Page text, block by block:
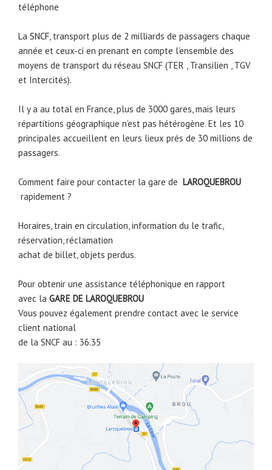
téléphone
La SNCF , transport plus de 2 milliards de passagers chaque
année et ceux-ci en prenant en compte l’ensemble des
moyens de transport du réseau SNCF (TER , Transilien , TGV
et Intercités).
Il y a au total en France, plus de 3000 gares, mais leurs
répartitions géographique n’est pas hétérogène. Et les 10
principales accueillent en leurs lieux prés de 30 millions de
passagers.
Comment faire pour contacter la gare de LAROQUEBROU
rapidement ?
Horaires, train en circulation, information du le trafic,
réservation, réclamation
achat de billet, objets perdus.
Pour obtenir une assistance téléphonique en rapport
avec la GARE DE LAROQUEBROU
Vous pouvez également prendre contact avec le service
client national
de la SNCF au : 36.35